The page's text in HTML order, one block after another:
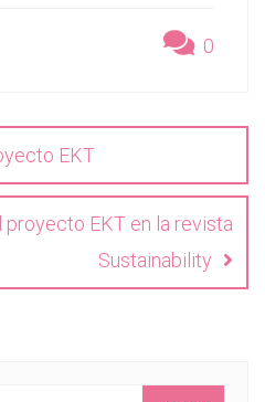
0
EKT
EKT en la revista
Sustainability